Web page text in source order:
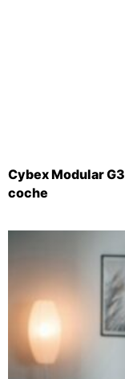
Cybex Modular
coche